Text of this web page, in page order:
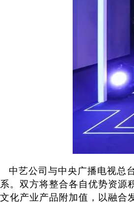
中艺公司与中央广播电视总
系。双方将整合各自优势资源
文化产业产品附加值，以融合